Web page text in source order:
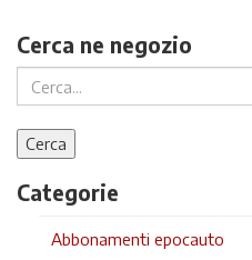
Cerca ne negozio
Categorie
Abbonamenti epocauto